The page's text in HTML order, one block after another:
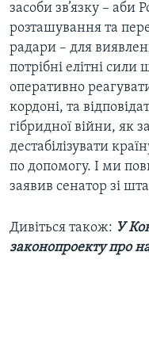
засоби зв’язку – аби
розташування та
радари – для
потрібні елітні
оперативно
кордоні, та
гібридної війни, як
дестабілізувати
по допомогу. І ми
заявив сенатор зі
Дивіться також: У
законопроекту про